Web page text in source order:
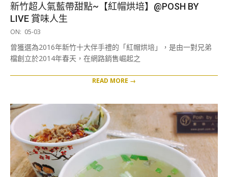
新竹超人氣藍帶甜點~【紅帽烘培】@POSH BY
LIVE 賞味人生
2019-
03
ON: 05-03
曾獲選為2016年新竹十大伴手禮的「紅帽烘培」，是由一對兄弟
檔創立於2014年春天，在網路銷售崛起之
READ MORE →